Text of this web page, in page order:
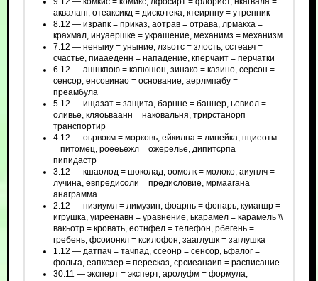
акваланг, отеаксикд = дискотека, ктеирнну = утренник
8.12 — израпк = приказ, аотрав = отрава, лрмакха =
крахмал, инуаершке = украшение, механимз = механизм
7.12 — неныиу = уныние, лзьотс = злость, сстеаьч =
счастье, пиааеденн = нападение, кперчаит = перчатки
6.12 — ашнкпою = капюшон, зинако = казино, серсон =
сенсор, енсовинао = основание, аерлмпабу =
преамбула
5.12 — ищазат = защита, барнне = баннер, ьевиол =
оливье, кляоьваанн = наковальня, трирстанорп =
транспортир
4.12 — оьрвокм = морковь, ейкилна = линейка, пциеотм
= питомец, роееьежл = ожерелье, дипитсрпа =
пипидастр
3.12 — кшаолод = шоколад, оомолк = молоко, аиунлч =
лучина, евпредисоли = предисловие, мрмаагана =
анаграмма
2.12 — низиумл = лимузин, фоарнь = фонарь, куиагшр =
игрушка, уиреенавн = уравнение, ькарамел = карамель \\
вакьотр = кровать, еотнфел = телефон, рбегень =
гребень, фсоионкл = ксилофон, зааглушк = заглушка
1.12 — датпач = тачпад, ссеонр = сенсор, ьфалог =
фольга, еапксзер = пересказ, срсиеанаип = расписание
30.11 — эксперт = эксперт, аролуфм = формула,